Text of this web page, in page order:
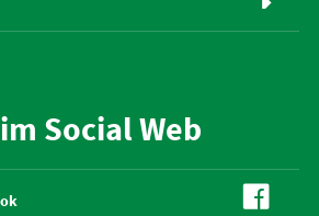

Social Web
